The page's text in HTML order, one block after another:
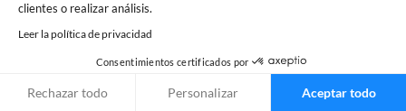
clientes o realizar análisis.
Leer la política de privacidad
Consentimientos certificados por
Rechazar todo Personalizar Aceptar todo